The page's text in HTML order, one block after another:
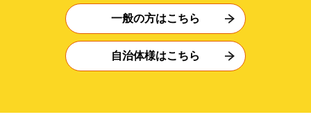
一般の方はこちら
自治体様はこちら